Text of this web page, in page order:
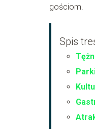
gościom.
Spis